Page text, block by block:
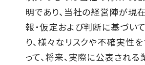
明であり、当社の経営陣が現
報・仮定および判断に基づい
り、様々なリスクや不確実性
って、将来、実際に公表され